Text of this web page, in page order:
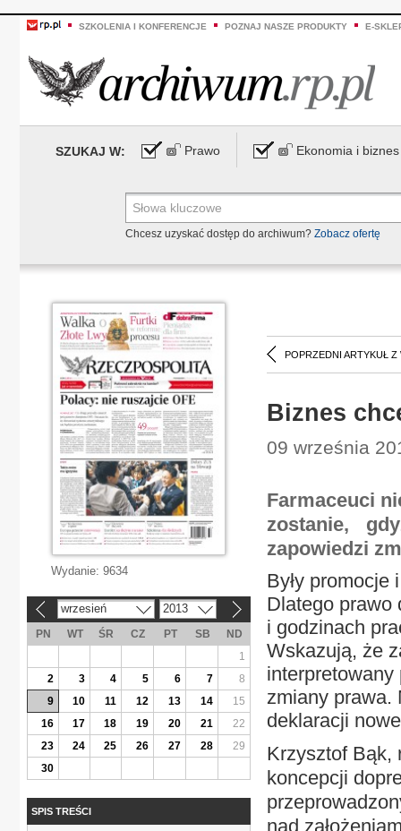
SZKOLENIA I KONFERENCJE POZNAJ NASZE PRODUKTY E-
SZUKAJ W: Prawo Ekonomia i biznes
Chcesz uzyskać dostęp do archiwum? Zobacz ofertę
POPRZEDNI ARTYKUŁ Z
Biznes
09 września
Farmaceuci
zostanie,
zapowiedzi
Były promocje
Dlatego prawo
i godzinach
Wskazują, że
zmiany prawa.
deklaracji
Krzysztof Bąk,
koncepcji
nad
Wydanie: 9634
wrzesień 2013
PN WT ŚR CZ PT SB
ND
1
2
3 4 5 6 7
8
9
10 11 12 13 14
15
16
17 18 19 20 21
22
23
24 25 26 27 28
29
30
SPIS TREŚCI